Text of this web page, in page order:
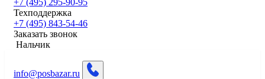
Техподдержка
+7 (495) 843-54-46
Заказать звонок
Нальчик
info@posbazar.ru